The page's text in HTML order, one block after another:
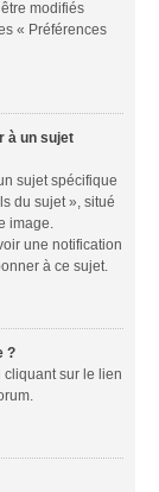
modifiés
« Préférences
à un sujet
sujet spécifique
du sujet », situé
image.
une notification
à ce sujet.
?
cliquant sur le lien